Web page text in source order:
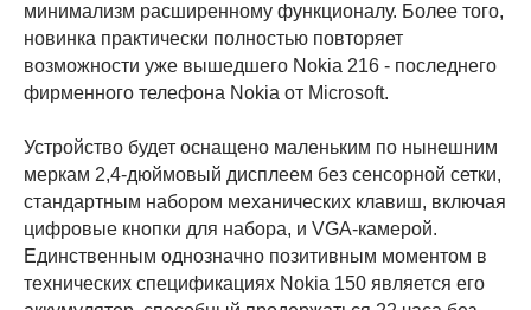
минимализм расширенному функционалу. Более того,
новинка практически полностью повторяет
возможности уже вышедшего Nokia 216 - последнего
фирменного телефона Nokia от Microsoft.
Устройство будет оснащено маленьким по нынешним
меркам 2,4-дюймовый дисплеем без сенсорной сетки,
стандартным набором механических клавиш, включая
цифровые кнопки для набора, и VGA-камерой.
Единственным однозначно позитивным моментом в
технических спецификациях Nokia 150 является его